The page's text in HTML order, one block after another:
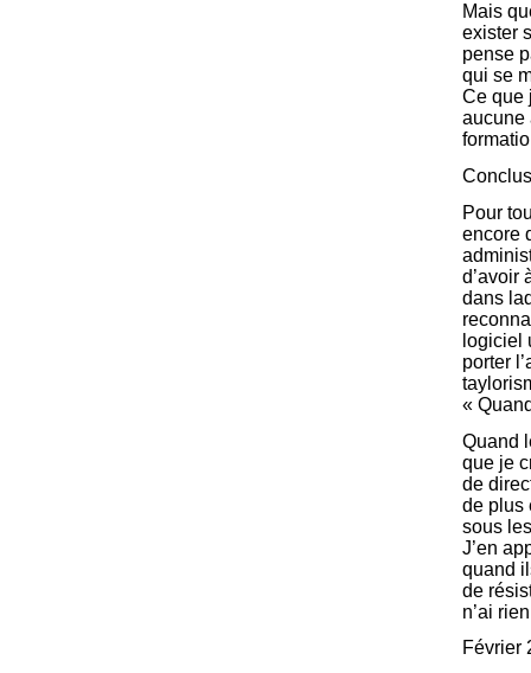
Mais
exister
pense
qui se
Ce que
aucune
Pour
encore
d’avoir
dans
logiciel
porter
«
Quand
que je
de
de plus
sous
J’en
quand
de
n’ai
Février